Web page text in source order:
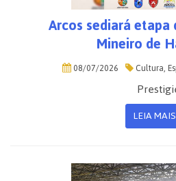
Arcos sediará
Mineiro de
08/07/2026 Cultura,
LEIA MAIS